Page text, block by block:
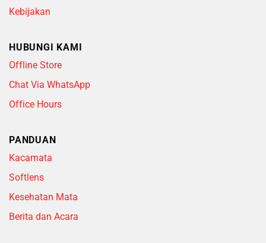
Kebijakan
HUBUNGI KAMI
Offline Store
Chat Via WhatsApp
Office Hours
PANDUAN
Kacamata
Softlens
Kesehatan Mata
Berita dan Acara